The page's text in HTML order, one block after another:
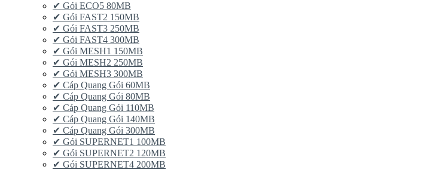
✔ Gói ECO5 80MB
✔ Gói FAST2 150MB
✔ Gói FAST3 250MB
✔ Gói FAST4 300MB
✔ Gói MESH1 150MB
✔ Gói MESH2 250MB
✔ Gói MESH3 300MB
✔ Cáp Quang Gói 60MB
✔ Cáp Quang Gói 80MB
✔ Cáp Quang Gói 110MB
✔ Cáp Quang Gói 140MB
✔ Cáp Quang Gói 300MB
✔ Gói SUPERNET1 100MB
✔ Gói SUPERNET2 120MB
✔ Gói SUPERNET4 200MB